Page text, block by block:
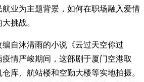
业为主题背景，如何在职场融入爱情
挑战。
自沐清雨的小说《云过天空你过
情严峻期间，这部剧于厦门空港取
库、航站楼和空勤大楼等实地拍摄。